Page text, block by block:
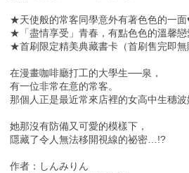
★天使般的常客同學意外有著色色的一面
★「盡情享受」青春，有點色色的溫馨戀
★首刷限定精美典藏書卡（首刷售完即無
在漫畫咖啡廳打工的大學生──泉，
有一位非常在意的常客。
那個人正是最近常來店裡的女高中生穗波
她那沒有防備又可愛的模樣下，
隱藏了令人無法移開視線的祕密…!?
作者：しんみりん